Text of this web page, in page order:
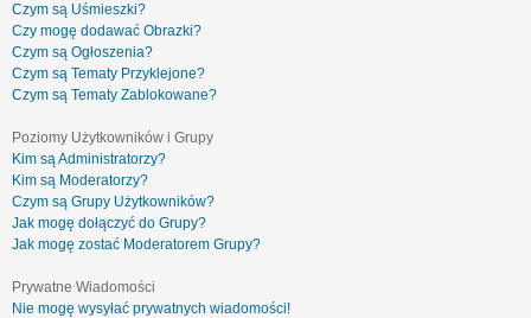
Czym są Uśmieszki?
Czy mogę dodawać Obrazki?
Czym są Ogłoszenia?
Czym są Tematy Przyklejone?
Czym są Tematy Zablokowane?
Poziomy Użytkowników i Grupy
Kim są Administratorzy?
Kim są Moderatorzy?
Czym są Grupy Użytkowników?
Jak mogę dołączyć do Grupy?
Jak mogę zostać Moderatorem Grupy?
Prywatne Wiadomości
Nie mogę wysyłać prywatnych wiadomości!